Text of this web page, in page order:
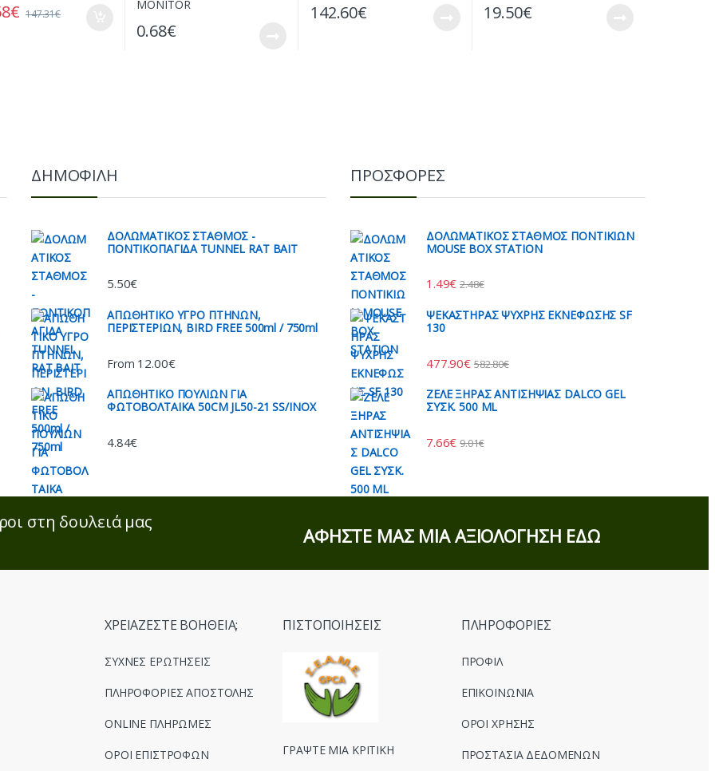
€ 147.31€
0.68€
142.60€ 19.50€
ΔΗΜΟΦΙΛΗ
ΔΟΛΩΜΑΤΙΚΟΣ ΣΤΑΘΜΟΣ -
ΠΟΝΤΙΚΟΠΑΓΙΔΑ TUNNEL RAT BAIT
5.50€
AΠΩΘΗΤΙΚΟ ΥΓΡΟ ΠΤΗΝΩΝ,
ΠΕΡΙΣΤΕΡΙΩΝ, BIRD FREE 500ml / 750ml
From 12.00€
ΑΠΩΘΗΤΙΚO ΠΟΥΛΙΩΝ ΓΙΑ
ΦΩΤΟΒΟΛΤΑΙΚΑ 50CM JL50-21 SS/INOX
4.84€
ΠΡΟΣΦΟΡΕΣ
ΔΟΛΩΜΑΤΙΚΟΣ ΣΤΑΘΜΟΣ ΠΟΝΤΙΚΙΩΝ
MOUSE BOX STATION
1.49€ 2.48€
ΨΕΚΑΣΤΗΡΑΣ ΨΥΧΡΗΣ ΕΚΝΕΦΩΣΗΣ SF
130
477.90€ 582.80€
ΖΕΛΕ ΞΗΡΑΣ ΑΝΤΙΣΗΨΙΑΣ DALCO GEL
ΣΥΣΚ. 500 ML
7.66€ 9.01€
στη δουλειά μας
ΑΦΗΣΤΕ ΜΑΣ ΜΙΑ ΑΞΙΟΛΟΓΗΣΗ ΕΔΩ
ΧΡΕΙΑΖΕΣΤΕ ΒΟΗΘΕΙΑ;
ΣΥΧΝΕΣ ΕΡΩΤΗΣΕΙΣ
ΠΛΗΡΟΦΟΡΙΕΣ ΑΠΟΣΤΟΛΗΣ
ONLINE ΠΛΗΡΩΜΕΣ
ΟΡΟΙ ΕΠΙΣΤΡΟΦΩΝ
ΠΙΣΤΟΠΟΙΗΣΕΙΣ
ΓΡΑΨΤΕ ΜΙΑ ΚΡΙΤΙΚΗ
ΠΛΗΡΟΦΟΡΙΕΣ
ΠΡΟΦΙΛ
ΕΠΙΚΟΙΝΩΝΙΑ
ΟΡΟΙ ΧΡΗΣΗΣ
ΠΡΟΣΤΑΣΙΑ ΔΕΔΟΜΕΝΩΝ